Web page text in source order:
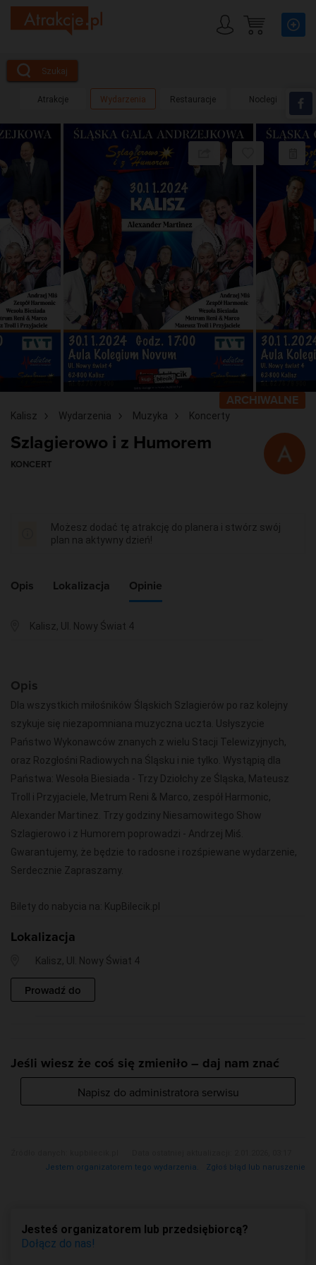
Szukaj
Atrakcje Wydarzenia Restauracje Noclegi
Udostępnij
ARCHIWALNE
Kalisz Wydarzenia Muzyka Koncerty
Szlagierowo i z Humorem
KONCERT
Możesz dodać tę atrakcję do planera i stwórz swój
plan na aktywny dzień!
Opis Lokalizacja Opinie
Kalisz, Ul. Nowy Świat 4
Opis
Dla wszystkich miłośników Śląskich Szlagierów po raz kolejny
szykuje się niezapomniana muzyczna uczta. Usłyszycie
Państwo Wykonawców znanych z wielu Stacji Telewizyjnych,
oraz Rozgłośni Radiowych na Śląsku i nie tylko. Wystąpią dla
Państwa: Wesoła Biesiada - Trzy Dziołchy ze Śląska, Mateusz
Troll i Przyjaciele, Metrum Reni & Marco, zespół Harmonic,
Alexander Martinez. Trzy godziny Niesamowitego Show
Szlagierowo i z Humorem poprowadzi - Andrzej Miś.
Gwarantujemy, że będzie to radosne i rozśpiewane wydarzenie,
Serdecznie Zapraszamy.
Bilety do nabycia na: KupBilecik.pl
Lokalizacja
Kalisz, Ul. Nowy Świat 4
Prowadź do
Jeśli wiesz że coś się zmieniło – daj nam znać
Napisz do administratora serwisu
Zgłoś błąd lub naruszenie
Jestem organizatorem tego wydarzenia.
Jesteś organizatorem lub przedsiębiorcą?
Dołącz do nas!